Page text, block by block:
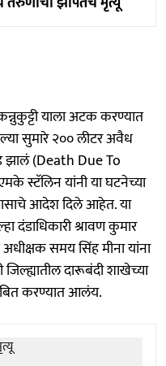
याला अटक करण्यात
सुमारे २०० लीटर अवैध
(Death Due To
स्टॅलिन यांनी या घटनेच्या
आदेश दिले आहेत. या
दंडाधिकारी श्रावण कुमार
समय सिंह मीना यांना
दारूबंदी शाखेच्या
करण्यात आलंय.